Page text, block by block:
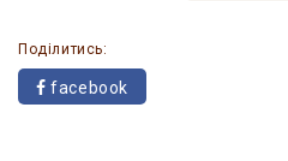
Поділитись:
facebook